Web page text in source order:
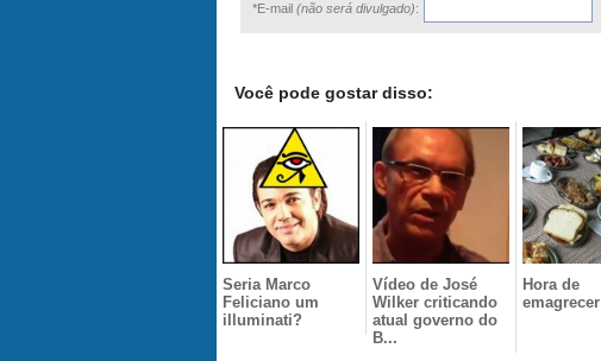
*E-mail (não será divulgado):
Você pode gostar disso:
Seria Marco
Feliciano um
illuminati?
Vídeo de José
Wilker criticando
atual governo do
B...
Hora de
emagrecer